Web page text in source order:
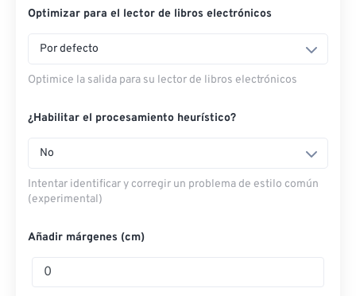
Desde URL
Optimizar para el lector de libros electrónicos
Por defecto
Optimice la salida para su lector de libros electrónicos
¿Habilitar el procesamiento heurístico?
No
Intentar identificar y corregir un problema de estilo común
(experimental)
Añadir márgenes (cm)